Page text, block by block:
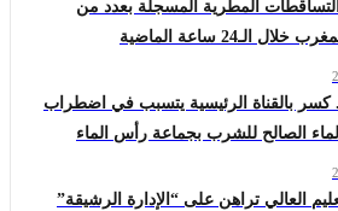
المطرية المسجلة بعدد من
الـ24 ساعة الماضية
.. كسر بالقناة الرئيسية يتسبب في اضطراب
الصالح للشرب بجماعة رأس الماء
العالي تراهن على “الإدارة الرشيقة”